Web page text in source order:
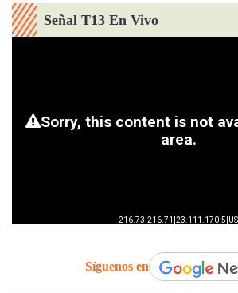
Señal T13 En Vivo
Síguenos en